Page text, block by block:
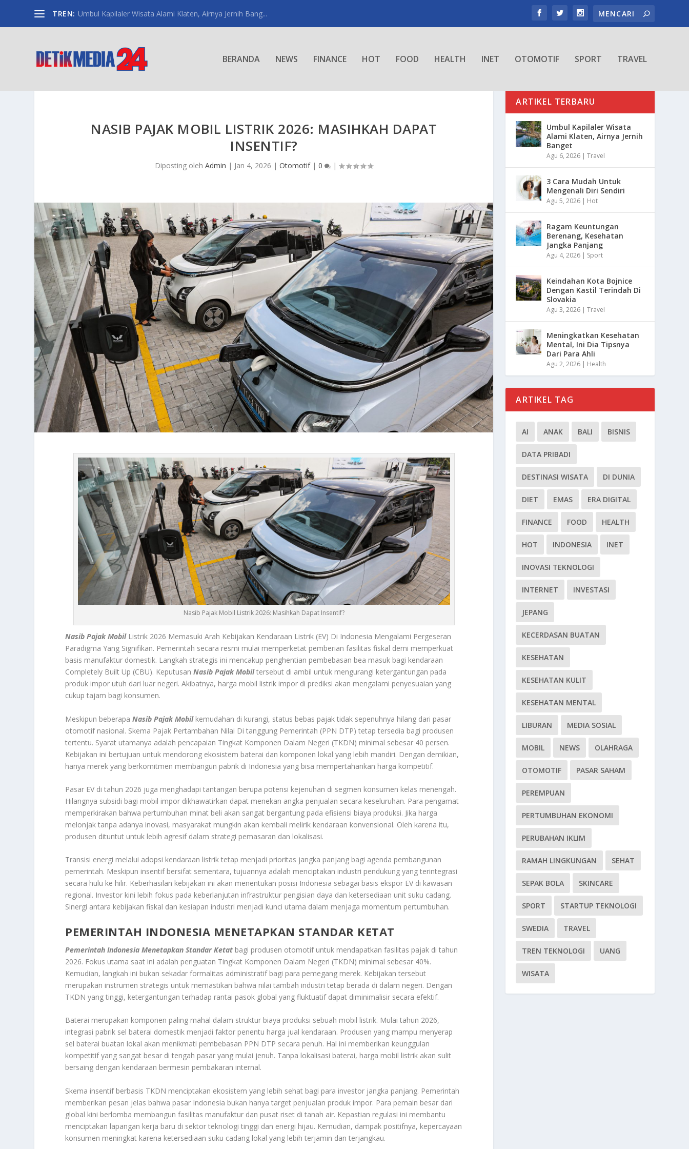
TREN: Umbul Kapilaler Wisata Alami Klaten, Airnya Jernih Bang...
BERANDA NEWS FINANCE HOT FOOD HEALTH INET OTOMOTIF SPORT TRAVEL
NASIB PAJAK MOBIL LISTRIK 2026: MASIHKAH DAPAT
INSENTIF?
Diposting olehAdmin | Jan 4, 2026 |Otomotif|0 |
Nasib Pajak Mobil Listrik 2026: Masihkah Dapat Insentif?
Nasib Pajak MobilListrik 2026 Memasuki Arah Kebijakan Kendaraan Listrik (EV) Di Indonesia Mengalami Pergeseran
Paradigma Yang Signifikan. Pemerintah secara resmi mulai memperketat pemberian fasilitas fiskal demi memperkuat
basis manufaktur domestik. Langkah strategis ini mencakup penghentian pembebasan bea masuk bagi kendaraan
Completely Built Up (CBU). KeputusanNasib Pajak Mobiltersebut di ambil untuk mengurangi ketergantungan pada
produk impor utuh dari luar negeri. Akibatnya, harga mobil listrik impor di prediksi akan mengalami penyesuaian yang
cukup tajam bagi konsumen.
Meskipun beberapaNasib Pajak Mobil kemudahan di kurangi, status bebas pajak tidak sepenuhnya hilang dari pasar
otomotif nasional. Skema Pajak Pertambahan Nilai Di tanggung Pemerintah (PPN DTP) tetap tersedia bagi produsen
tertentu. Syarat utamanya adalah pencapaian Tingkat Komponen Dalam Negeri (TKDN) minimal sebesar 40 persen.
Kebijakan ini bertujuan untuk mendorong ekosistem baterai dan komponen lokal yang lebih mandiri. Dengan demikian,
hanya merek yang berkomitmen membangun pabrik di Indonesia yang bisa mempertahankan harga kompetitif.
Pasar EV di tahun 2026 juga menghadapi tantangan berupa potensi kejenuhan di segmen konsumen kelas menengah.
Hilangnya subsidi bagi mobil impor dikhawatirkan dapat menekan angka penjualan secara keseluruhan. Para pengamat
memperkirakan bahwa pertumbuhan minat beli akan sangat bergantung pada efisiensi biaya produksi. Jika harga
melonjak tanpa adanya inovasi, masyarakat mungkin akan kembali melirik kendaraan konvensional. Oleh karena itu,
produsen dituntut untuk lebih agresif dalam strategi pemasaran dan lokalisasi.
Transisi energi melalui adopsi kendaraan listrik tetap menjadi prioritas jangka panjang bagi agenda pembangunan
pemerintah. Meskipun insentif bersifat sementara, tujuannya adalah menciptakan industri pendukung yang terintegrasi
secara hulu ke hilir. Keberhasilan kebijakan ini akan menentukan posisi Indonesia sebagai basis ekspor EV di kawasan
regional. Investor kini lebih fokus pada keberlanjutan infrastruktur pengisian daya dan ketersediaan unit suku cadang.
Sinergi antara kebijakan fiskal dan kesiapan industri menjadi kunci utama dalam menjaga momentum pertumbuhan.
PEMERINTAH INDONESIA MENETAPKAN STANDAR KETAT
Pemerintah Indonesia Menetapkan Standar Ketat bagi produsen otomotif untuk mendapatkan fasilitas pajak di tahun
2026. Fokus utama saat ini adalah penguatan Tingkat Komponen Dalam Negeri (TKDN) minimal sebesar 40%.
Kemudian, langkah ini bukan sekadar formalitas administratif bagi para pemegang merek. Kebijakan tersebut
merupakan instrumen strategis untuk memastikan bahwa nilai tambah industri tetap berada di dalam negeri. Dengan
TKDN yang tinggi, ketergantungan terhadap rantai pasok global yang fluktuatif dapat diminimalisir secara efektif.
Baterai merupakan komponen paling mahal dalam struktur biaya produksi sebuah mobil listrik. Mulai tahun 2026,
integrasi pabrik sel baterai domestik menjadi faktor penentu harga jual kendaraan. Produsen yang mampu menyerap
sel baterai buatan lokal akan menikmati pembebasan PPN DTP secara penuh. Hal ini memberikan keunggulan
kompetitif yang sangat besar di tengah pasar yang mulai jenuh. Tanpa lokalisasi baterai, harga mobil listrik akan sulit
bersaing dengan kendaraan bermesin pembakaran internal.
Skema insentif berbasis TKDN menciptakan ekosistem yang lebih sehat bagi para investor jangka panjang. Pemerintah
memberikan pesan jelas bahwa pasar Indonesia bukan hanya target penjualan produk impor. Para pemain besar dari
global kini berlomba membangun fasilitas manufaktur dan pusat riset di tanah air. Kepastian regulasi ini membantu
menciptakan lapangan kerja baru di sektor teknologi tinggi dan energi hijau. Kemudian, dampak positifnya, kepercayaan
konsumen meningkat karena ketersediaan suku cadang lokal yang lebih terjamin dan terjangkau.
ARTIKEL TERBARU
Umbul Kapilaler Wisata
Alami Klaten, Airnya Jernih
Banget
Agu 6, 2026 |Travel
3 Cara Mudah Untuk
Mengenali Diri Sendiri
Agu 5, 2026 | Hot
Ragam Keuntungan
Berenang, Kesehatan
Jangka Panjang
Agu 4, 2026 | Sport
Keindahan Kota Bojnice
Dengan Kastil Terindah Di
Slovakia
Agu 3, 2026 |Travel
Meningkatkan Kesehatan
Mental, Ini Dia Tipsnya
Dari Para Ahli
Agu 2, 2026 | Health
ARTIKEL TAG
AI ANAK BALI BISNIS
DATA PRIBADI
DESTINASI WISATA DI DUNIA
DIET EMAS ERA DIGITAL
FINANCE FOOD HEALTH
HOT INDONESIA INET
INOVASI TEKNOLOGI
INTERNET INVESTASI
JEPANG
KECERDASAN BUATAN
KESEHATAN
KESEHATAN KULIT
KESEHATAN MENTAL
LIBURAN MEDIA SOSIAL
MOBIL NEWS OLAHRAGA
OTOMOTIF PASAR SAHAM
PEREMPUAN
PERTUMBUHAN EKONOMI
PERUBAHAN IKLIM
RAMAH LINGKUNGAN SEHAT
SEPAK BOLA SKINCARE
SPORT STARTUP TEKNOLOGI
SWEDIA TRAVEL
TREN TEKNOLOGI UANG
WISATA